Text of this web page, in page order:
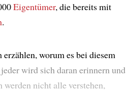
Eigentümer, die bereits mit
.
erzählen, worum es bei diesem
wird sich daran erinnern und
werden nicht alle verstehen,